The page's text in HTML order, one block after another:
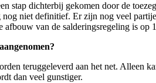
stap dichterbij gekomen door de
niet definitief. Er zijn nog veel
afbouw van de salderingsregeling is op
teruggeleverd aan het net. Alleen
dan veel gunstiger.